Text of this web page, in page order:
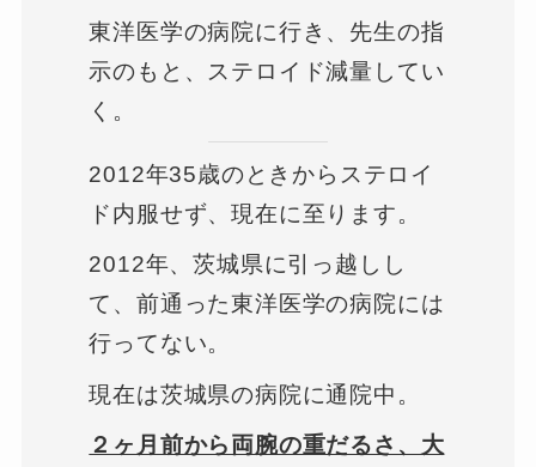
東洋医学の病院に行き、先生の指
示のもと、ステロイド減量してい
く。
2012年35歳のときからステロイ
ド内服せず、現在に至ります。
2012年、茨城県に引っ越しし
て、前通った東洋医学の病院には
行ってない。
現在は茨城県の病院に通院中。
２ヶ月前から両腕の重だるさ、大